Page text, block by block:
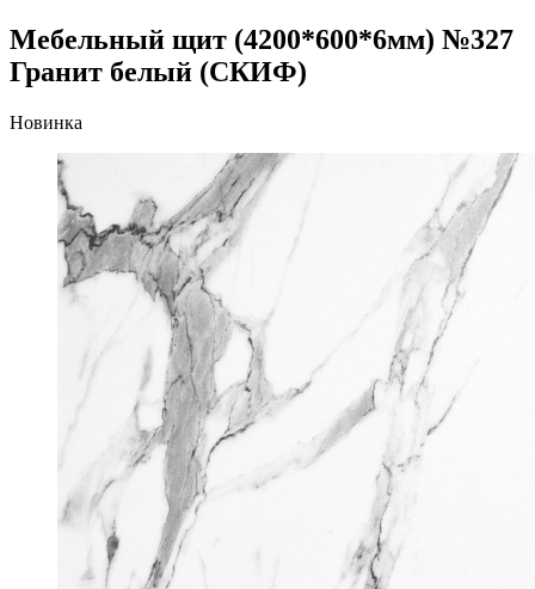
Мебельный щит (4200*600*6мм) №327
Гранит белый (СКИФ)
Новинка